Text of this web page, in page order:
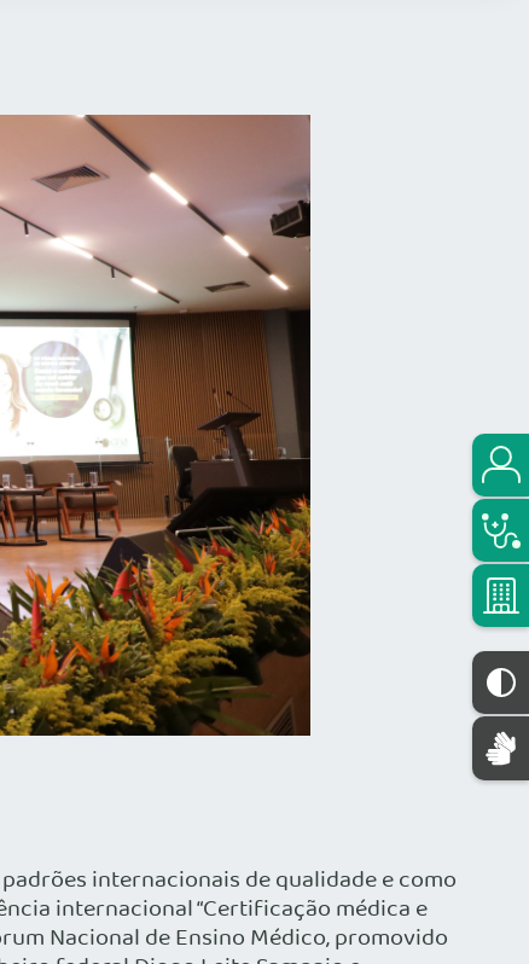
internacionais de qualidade e como
internacional “Certificação médica e
Nacional de Ensino Médico, promovido